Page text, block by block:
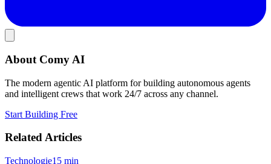
About Comy AI
The modern agentic AI platform for building autonomous agents
and intelligent crews that work 24/7 across any channel.
Start Building Free
Related Articles
Technologie15 min